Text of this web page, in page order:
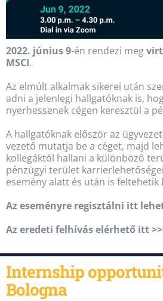
2022. június 9-én rendezi meg
MSCI.
Az elmúlt alkalmak sikerei után
adni a jelenlegi hallgatóknak is,
nyerhessenek cégen keresztül a
A hallgatóknak először az
vezető mutatja be a céget, majd
kollegáktól hallani a különböző
pénzügyi terület
esemény alatt és után is feltehetik
Az eseményre regisztálni itt
Az eredeti felhívás elérhető itt
Internship
Bologna